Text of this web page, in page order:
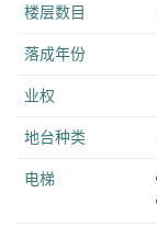
楼层数目
落成年份
业权
地台种类
电梯